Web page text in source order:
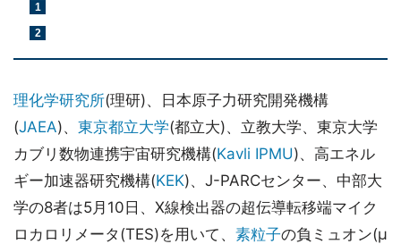
1
2
理化学研究所(理研)、日本原子力研究開発機構
(JAEA)、 東京都立大学(都立大)、立教大学、東京大学
カブリ数物連携宇宙研究機構(Kavli IPMU)、高エネル
ギー加速器研究機構(KEK)、J-PARCセンター、中部大
学の8者は5月10日、X線検出器の超伝導転移端マイク
ロカロリメータ(TES)を用いて、 素粒子の負ミュオン(μ